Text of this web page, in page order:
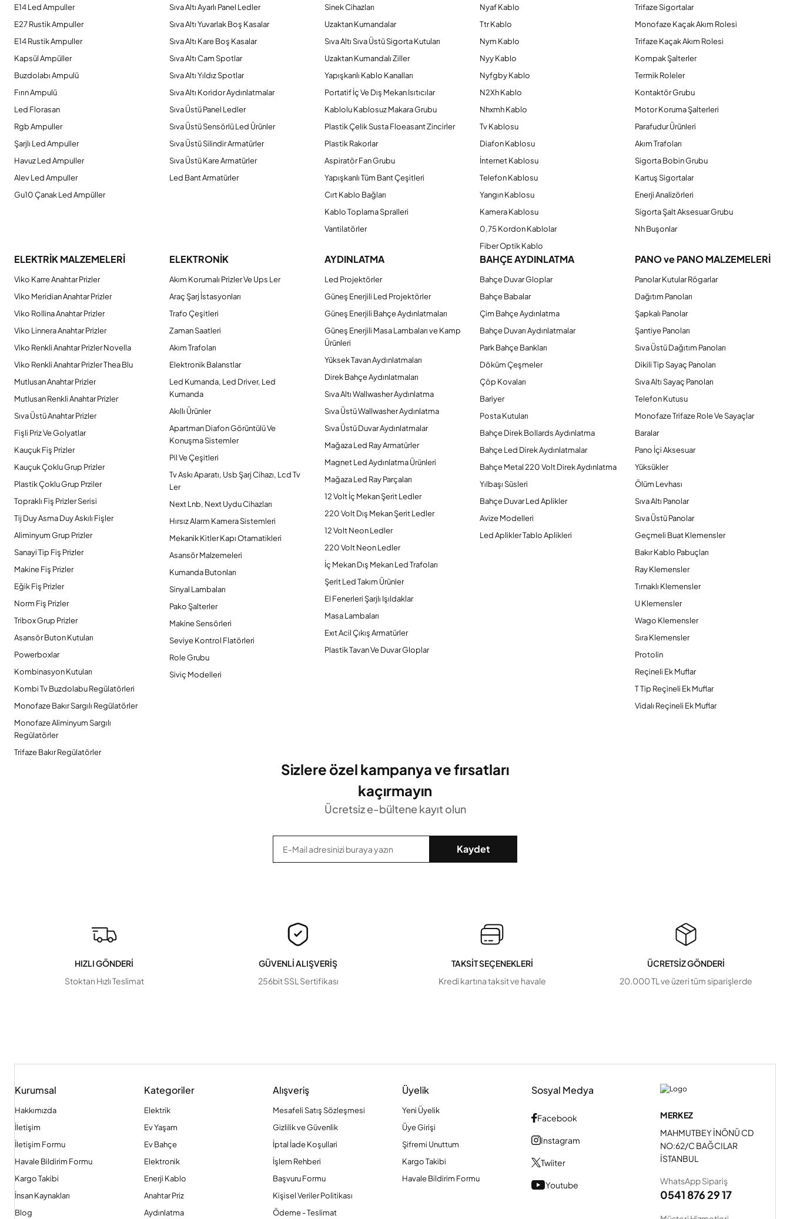
Ürün açıklamasında eksik bilgiler bulunuyor.
Ürün bilgilerinde hatalar bulunuyor.
Ürün fiyatı diğer sitelerden daha pahalı.
Bu ürüne benzer farklı alternatifler olmalı.
Gönder
E14 Led Ampuller
E27 Rustik Ampuller
E14 Rustik Ampuller
Kapsül Ampüller
Buzdolabı Ampulü
Fırın Ampulü
Led Florasan
Rgb Ampuller
Şarjlı Led Ampuller
Havuz Led Ampuller
Alev Led Ampuller
Gu10 Çanak Led Ampüller
Sıva Altı Ayarlı Panel Ledler
Sıva Altı Yuvarlak Boş Kasalar
Sıva Altı Kare Boş Kasalar
Sıva Altı Cam Spotlar
Sıva Altı Yıldız Spotlar
Sıva Altı Koridor Aydınlatmalar
Sıva Üstü Panel Ledler
Sıva Üstü Sensörlü Led Ürünler
Sıva Üstü Silindir Armatürler
Sıva Üstü Kare Armatürler
Led Bant Armatürler
Sinek Cihazları
Uzaktan Kumandalar
Sıva Altı Sıva Üstü Sigorta Kutuları
Uzaktan Kumandalı Ziller
Yapışkanlı Kablo Kanalları
Portatif İç Ve Dış Mekan Isıtıcılar
Kablolu Kablosuz Makara Grubu
Plastik Çelik Susta Floeasant Zincirler
Plastik Rakorlar
Aspiratör Fan Grubu
Yapışkanlı Tüm Bant Çeşitleri
Cırt Kablo Bağları
Kablo Toplama Spralleri
Vantilatörler
Nyaf Kablo
Ttr Kablo
Nym Kablo
Nyy Kablo
Nyfgby Kablo
N2Xh Kablo
Nhxmh Kablo
Tv Kablosu
Diafon Kablosu
İnternet Kablosu
Telefon Kablosu
Yangın Kablosu
Kamera Kablosu
0,75 Kordon Kablolar
Fiber Optik Kablo
Trifaze Sigortalar
Monofaze Kaçak Akım Rolesi
Trifaze Kaçak Akım Rolesi
Kompak Şalterler
Termik Roleler
Kontaktör Grubu
Motor Koruma Şalterleri
Parafudur Ürünleri
Akım Trafoları
Sigorta Bobin Grubu
Kartuş Sigortalar
Enerji Analizörleri
Sigorta Şalt Aksesuar Grubu
Nh Buşonlar
ELEKTRİK MALZEMELERİ
Viko Karre Anahtar Prizler
Viko Meridian Anahtar Prizler
Viko Rollina Anahtar Prizler
Viko Linnera Anahtar Prizler
Viko Renkli Anahtar Prizler Novella
Viko Renkli Anahtar Prizler Thea Blu
Mutlusan Anahtar Prizler
Mutlusan Renkli Anahtar Prizler
Sıva Üstü Anahtar Prizler
Fişli Priz Ve Golyatlar
Kauçuk Fiş Prizler
Kauçuk Çoklu Grup Prizler
Plastik Çoklu Grup Prziler
Topraklı Fiş Prizler Serisi
Tij Duy Asma Duy Askılı Fişler
Aliminyum Grup Prizler
Sanayi Tip Fiş Prizler
Makine Fiş Prizler
Eğik Fiş Prizler
Norm Fiş Prizler
Tribox Grup Prizler
Asansör Buton Kutuları
Powerboxlar
Kombinasyon Kutuları
Kombi Tv Buzdolabu Regülatörleri
Monofaze Bakır Sargılı Regülatörler
Monofaze Aliminyum Sargılı
Regülatörler
Trifaze Bakır Regülatörler
ELEKTRONİK
Akım Korumalı Prizler Ve Ups Ler
Araç Şarj İstasyonları
Trafo Çeşitleri
Zaman Saatleri
Akım Trafoları
Elektronik Balanstlar
Led Kumanda, Led Driver, Led
Kumanda
Akıllı Ürünler
Apartman Diafon Görüntülü Ve
Konuşma Sistemler
Pil Ve Çeşitleri
Tv Askı Aparatı, Usb Şarj Cihazı, Lcd Tv
Ler
Next Lnb, Next Uydu Cihazları
Hırsız Alarm Kamera Sistemleri
Mekanik Kitler Kapı Otamatikleri
Asansör Malzemeleri
Kumanda Butonları
Sinyal Lambaları
Pako Şalterler
Makine Sensörleri
Seviye Kontrol Flatörleri
Role Grubu
Siviç Modelleri
AYDINLATMA
Led Projektörler
Güneş Enerjili Led Projektörler
Güneş Enerjili Bahçe Aydınlatmaları
Güneş Enerjili Masa Lambaları ve Kamp
Ürünleri
Yüksek Tavan Aydınlatmaları
Direk Bahçe Aydınlatmaları
Sıva Altı Wallwasher Aydınlatma
Sıva Üstü Wallwasher Aydınlatma
Sıva Üstü Duvar Aydınlatmalar
Mağaza Led Ray Armatürler
Magnet Led Aydınlatma Ürünleri
Mağaza Led Ray Parçaları
12 Volt İç Mekan Şerit Ledler
220 Volt Dış Mekan Şerit Ledler
12 Volt Neon Ledler
220 Volt Neon Ledler
İç Mekan Dış Mekan Led Trafoları
Şerit Led Takım Ürünler
El Fenerleri Şarjlı Işıldaklar
Masa Lambaları
Exıt Acil Çıkış Armatürler
Plastik Tavan Ve Duvar Gloplar
BAHÇE AYDINLATMA
Bahçe Duvar Gloplar
Bahçe Babalar
Çim Bahçe Aydınlatma
Bahçe Duvarı Aydınlatmalar
Park Bahçe Bankları
Döküm Çeşmeler
Çöp Kovaları
Bariyer
Posta Kutuları
Bahçe Direk Bollards Aydınlatma
Bahçe Led Direk Aydınlatmalar
Bahçe Metal 220 Volt Direk Aydınlatma
Yılbaşı Süsleri
Bahçe Duvar Led Aplikler
Avize Modelleri
Led Aplikler Tablo Aplikleri
PANO ve PANO MALZEMELERİ
Panolar Kutular Rögarlar
Dağıtım Panoları
Şapkalı Panolar
Şantiye Panoları
Sıva Üstü Dağıtım Panoları
Dikili Tip Sayaç Panoları
Sıva Altı Sayaç Panoları
Telefon Kutusu
Monofaze Trifaze Role Ve Sayaçlar
Baralar
Pano İçi Aksesuar
Yüksükler
Ölüm Levhası
Sıva Altı Panolar
Sıva Üstü Panolar
Geçmeli Buat Klemensler
Bakır Kablo Pabuçları
Ray Klemensler
Tırnaklı Klemensler
U Klemensler
Wago Klemensler
Sıra Klemensler
Protolin
Reçineli Ek Muflar
T Tip Reçineli Ek Muflar
Vidalı Reçineli Ek Muflar
Sizlere özel kampanya ve fırsatları
kaçırmayın
Ücretsiz e-bültene kayıt olun
Kaydet
HIZLI GÖNDERİ
Stoktan Hızlı Teslimat
GÜVENLİ ALIŞVERİŞ
256bit SSL Sertifikası
TAKSİT SEÇENEKLERİ
Kredi kartına taksit ve havale
ÜCRETSİZ GÖNDERİ
20.000 TL ve üzeri tüm siparişlerde
Kurumsal
Hakkımızda
İletişim
İletişim Formu
Havale Bildirim Formu
Kargo Takibi
İnsan Kaynakları
Blog
Kategoriler
Elektrik
Ev Yaşam
Ev Bahçe
Elektronik
Enerji Kablo
Anahtar Priz
Aydınlatma
Alışveriş
Mesafeli Satış Sözleşmesi
Gizlilik ve Güvenlik
İptal İade Koşullari
İşlem Rehberi
Başvuru Formu
Kişisel Veriler Politikası
Ödeme - Teslimat
Üyelik
Yeni Üyelik
Üye Girişi
Şifremi Unuttum
Kargo Takibi
Havale Bildirim Formu
Sosyal Medya
Facebook
Instagram
Twiiter
Youtube
MERKEZ
MAHMUTBEY İNÖNÜ CD
NO:62/C BAĞCILAR
İSTANBUL
WhatsApp Sipariş
0541 876 29 17